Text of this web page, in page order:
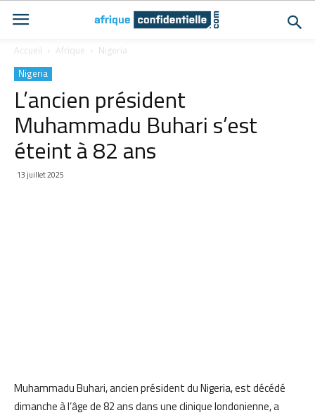
Accueil Afrique Nigeria
Nigeria
L’ancien président
Muhammadu Buhari s’est
éteint à 82 ans
13 juillet 2025
Muhammadu Buhari, ancien président du Nigeria, est décédé
dimanche à l’âge de 82 ans dans une clinique londonienne, a